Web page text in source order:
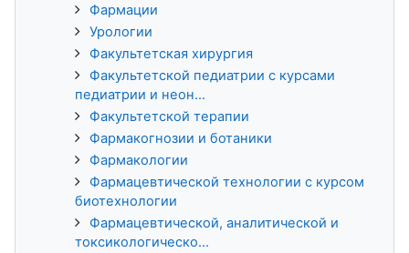
Фармации
Урологии
Факультетская хирургия
Факультетской педиатрии с курсами
педиатрии и неон...
Факультетской терапии
Фармакогнозии и ботаники
Фармакологии
Фармацевтической технологии с курсом
биотехнологии
Фармацевтической, аналитической и
токсикологическо...